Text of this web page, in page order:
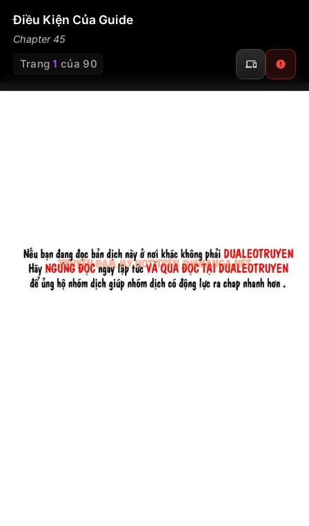
Điều Kiện Của Guide
Chapter 45
Trang1 của 90